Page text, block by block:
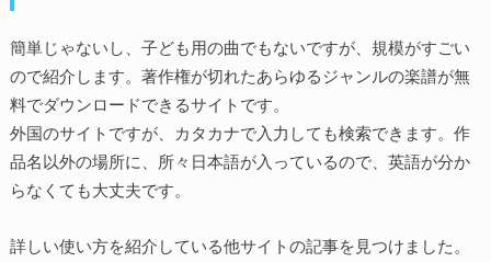
簡単じゃないし、子ども用の曲でもないですが、規模がすごい
ので紹介します。著作権が切れたあらゆるジャンルの楽譜が無
料でダウンロードできるサイトです。
外国のサイトですが、カタカナで入力しても検索できます。作
品名以外の場所に、所々日本語が入っているので、英語が分か
らなくても大丈夫です。
詳しい使い方を紹介している他サイトの記事を見つけました。